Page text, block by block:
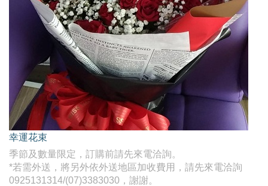
幸運花束
季節及數量限定，訂購前請先來電洽詢。
*若需外送，將另外依外送地區加收費用，請先來電洽詢
0925131314/(07)3383030，謝謝。